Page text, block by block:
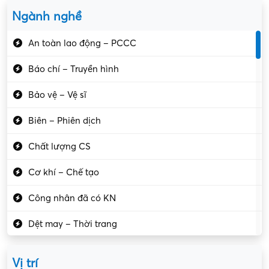
Ngành nghề
An toàn lao động – PCCC
Báo chí – Truyền hình
Bảo vệ – Vệ sĩ
Biên – Phiên dịch
Chất lượng CS
Cơ khí – Chế tạo
Công nhân đã có KN
Dệt may – Thời trang
Vị trí